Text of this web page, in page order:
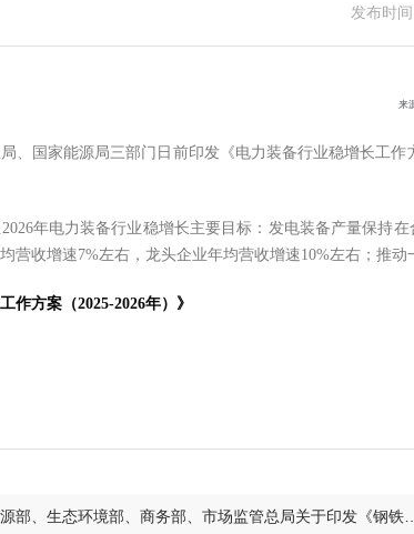
发布时
来
、国家能源局三部门日前印发《电力装备行业稳增长工
年电力装备行业稳增长主要目标：发电装备产量保
营收增速7%左右，龙头企业年均营收增速10%左右；推动
作方案（2025-2026年）》